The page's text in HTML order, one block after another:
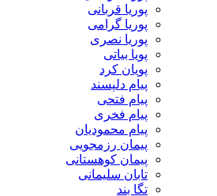
پوریا قربانی
پوریا گرامی
پوریا نصری
پویا بیاتی
پویان کرد
پیام دلپسند
پیام فتحی
پیام فخری
پیام محمودیان
پیمان رزمجویی
پیمان کوهستانی
تابان سلیمانی